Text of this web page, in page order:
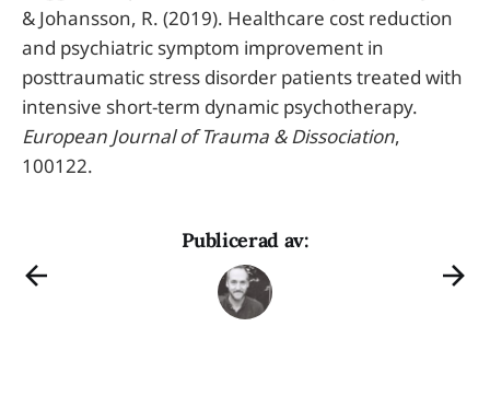
& Johansson, R. (2019). Healthcare cost reduction
and psychiatric symptom improvement in
posttraumatic stress disorder patients treated with
intensive short-term dynamic psychotherapy.
European Journal of Trauma & Dissociation,
100122.
Publicerad av: